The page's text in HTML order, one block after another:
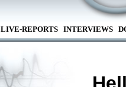
LIVE-REPORTS INTERVIEWS